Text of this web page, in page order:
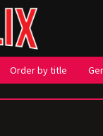
Order by title